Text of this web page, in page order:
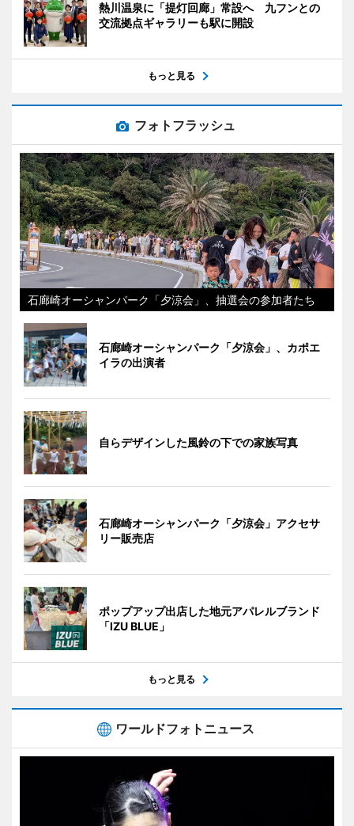
熱川温泉に「提灯回廊」常設へ 九フンとの
交流拠点ギャラリーも駅に開設
もっと見る
フォトフラッシュ
石廊崎オーシャンパーク「夕涼会」、抽選会の参加者たち
石廊崎オーシャンパーク「夕涼会」、カポエ
イラの出演者
自らデザインした風鈴の下での家族写真
石廊崎オーシャンパーク「夕涼会」アクセサ
リー販売店
ポップアップ出店した地元アパレルブランド
「IZU BLUE」
もっと見る
ワールドフォトニュース